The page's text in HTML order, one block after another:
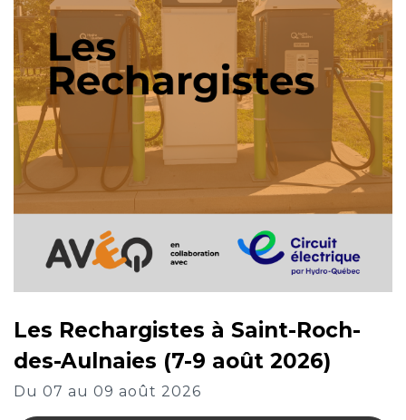
Les Rechargistes à Saint-Roch-
des-Aulnaies (7-9 août 2026)
Du 07 au 09 août 2026